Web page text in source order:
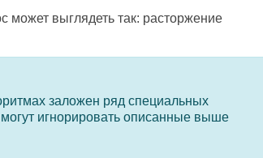
может выглядеть так: расторжение
заложен ряд специальных
игнорировать описанные выше